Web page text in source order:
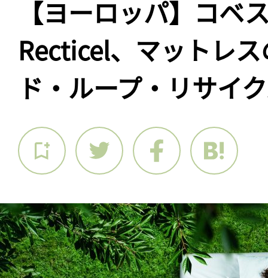
【ヨーロッパ】コベ
Recticel、マットレ
ド・ループ・リサイ